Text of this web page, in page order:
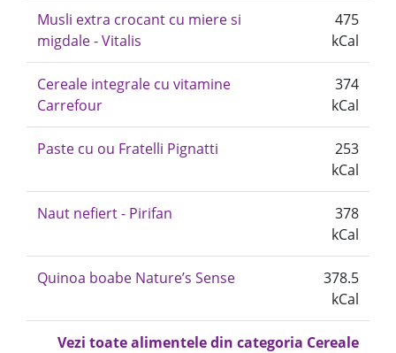
Musli extra crocant cu miere si
migdale - Vitalis
475
kCal
Cereale integrale cu vitamine
Carrefour
374
kCal
Paste cu ou Fratelli Pignatti
253
kCal
Naut nefiert - Pirifan
378
kCal
Quinoa boabe Nature’s Sense
378.5
kCal
Vezi toate alimentele din categoria Cereale